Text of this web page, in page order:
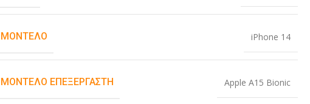
ΜΟΝΤΈΛΟ iPhone 14
ΜΟΝΤΈΛΟ ΕΠΕΞΕΡΓΑΣΤΉ Apple A15 Bionic